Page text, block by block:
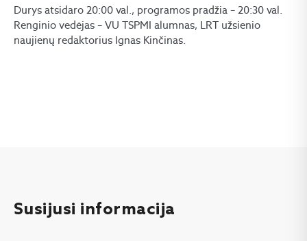
Durys atsidaro 20:00 val., programos pradžia – 20:30 val.
Renginio vedėjas – VU TSPMI alumnas, LRT užsienio
naujienų redaktorius Ignas Kinčinas.
Susijusi informacija